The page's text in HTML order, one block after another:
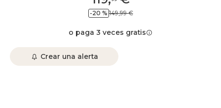
-20 % 149,99 €
o paga 3 veces gratis
Crear una alerta